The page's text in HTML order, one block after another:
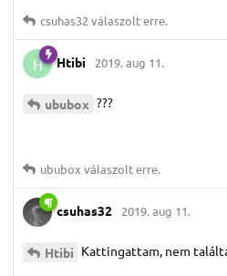
csuhas32 válaszolt erre.
H Htibi 2019. aug 11.
ububox ???
ububox válaszolt erre.
csuhas32 2019. aug 11.
Htibi Kattingattam, nem